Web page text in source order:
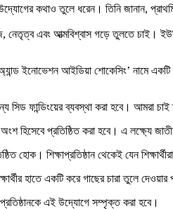
কথাও তুলে ধরেন। তিনি জানান,
নেতৃত্ব এবং আত্মবিশ্বাস গড়ে তুলতে চাই।
অ্যান্ড ইনোভেশন আইডিয়া শোকেসিং’ নামে
সিড ফান্ডিংয়ের ব্যবস্থা করা হবে।
অংশ হিসেবে প্রতিষ্ঠিত করা হবে। এ লক্ষ্যে
হোক। শিক্ষাপ্রতিষ্ঠান থেকেই যেন
হাতে একটি করে গাছের চারা তুলে দেওয়ার
প্রতিষ্ঠানকে এই উদ্যোগে সম্পৃক্ত করা হবে।